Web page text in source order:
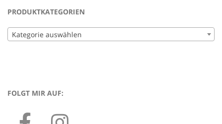
PRODUKTKATEGORIEN
Kategorie auswählen
FOLGT MIR AUF: